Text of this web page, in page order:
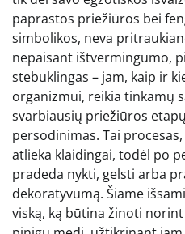
paprastos priežiūros bei
simbolikos, neva
nepaisant ištvermingumo,
stebuklingas – jam, kaip ir
organizmui, reikia tinkamų
svarbiausių priežiūros
persodinimas. Tai
atlieka klaidingai, todėl po
pradeda nykti, gelsti arba
dekoratyvumą. Šiame
viską, ką būtina žinoti